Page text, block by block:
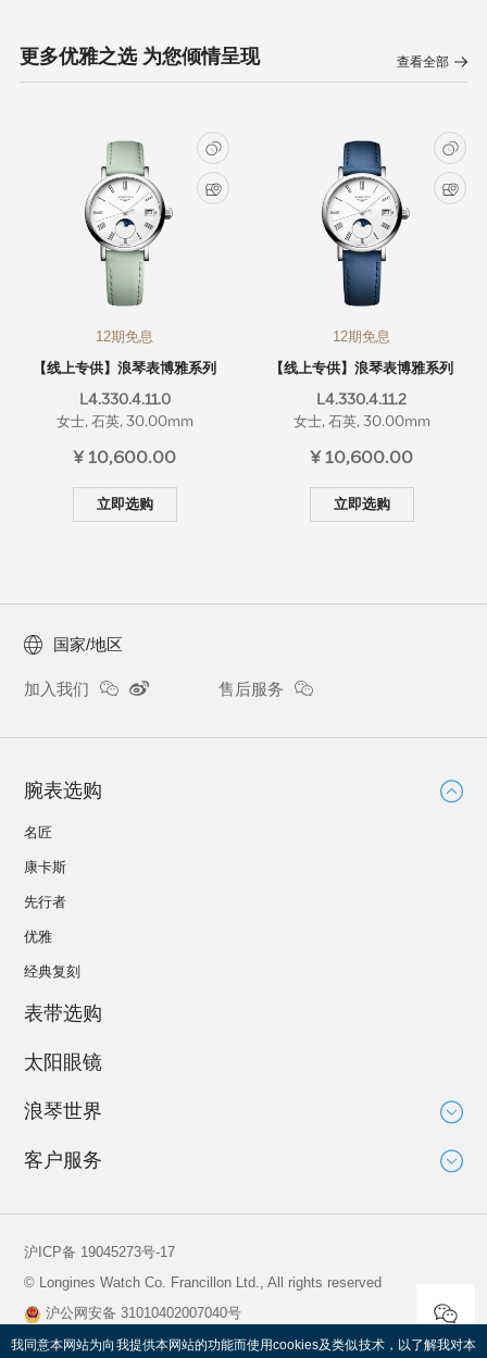
更多优雅之选 为您倾情呈现 查看全部
12期免息
【线上专供】浪琴表博雅系列
L4.330.4.11.0
女士, 石英, 30.00mm
¥ 10,600.00
立即选购
12期免息
【线上专供】浪琴表博雅系列
L4.330.4.11.2
女士, 石英, 30.00mm
¥ 10,600.00
立即选购
国家/地区
加入我们 售后服务
腕表选购
名匠
康卡斯
先行者
优雅
经典复刻
表带选购
太阳眼镜
浪琴世界
大使
客户服务
保养说明
寻找维修服务中心
沪ICP备 19045273号-17
© Longines Watch Co. Francillon Ltd., All rights reserved
沪公网安备 31010402007040号
查看营业执照
我同意本网站为向我提供本网站的功能而使用cookies及类似技术，以了解我对本